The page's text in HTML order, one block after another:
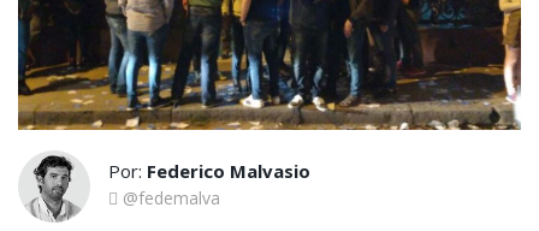
Por: Federico Malvasio
@fedemalva